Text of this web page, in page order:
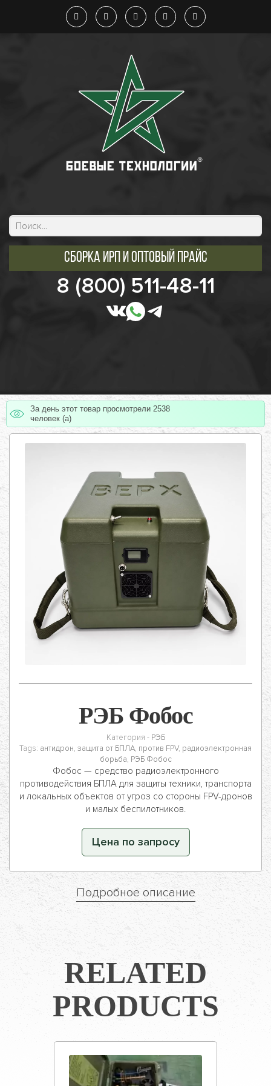
Сборка ИРП и оптовый прайс
8 (800) 511-48-11
За день этот товар просмотрели 2538
человек (а)
РЭБ Фобос
Категория - РЭБ
Tags: антидрон, защита от БПЛА, против FPV, радиоэлектронная
борьба, РЭБ Фобос
Фобос — средство радиоэлектронного
противодействия БПЛА для защиты техники, транспорта
и локальных объектов от угроз со стороны FPV-дронов
и малых беспилотников.
Цена по запросу
Подробное описание
RELATED
PRODUCTS